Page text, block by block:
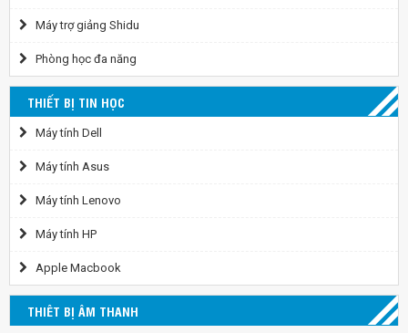
Máy trợ giảng Shidu
Phòng học đa năng
THIẾT BỊ TIN HỌC
Máy tính Dell
Máy tính Asus
Máy tính Lenovo
Máy tính HP
Apple Macbook
THIÊT BỊ ÂM THANH